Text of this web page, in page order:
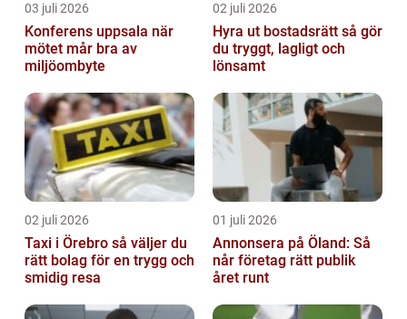
03 juli 2026
Konferens uppsala när
mötet mår bra av
miljöombyte
02 juli 2026
Hyra ut bostadsrätt så gör
du tryggt, lagligt och
lönsamt
02 juli 2026
Taxi i Örebro så väljer du
rätt bolag för en trygg och
smidig resa
01 juli 2026
Annonsera på Öland: Så
når företag rätt publik
året runt